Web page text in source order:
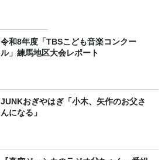
令和8年度「TBSこども音楽コンクー
ル」練馬地区大会レポート
JUNKおぎやはぎ「小木、矢作のお父さ
んになる」